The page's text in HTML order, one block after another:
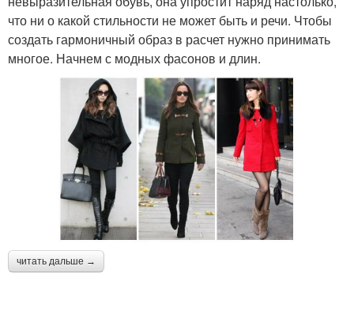
что ни о какой стильности не может быть и речи. Чтобы
создать гармоничный образ в расчет нужно принимать
многое. Начнем с модных фасонов и длин.
читать дальше →